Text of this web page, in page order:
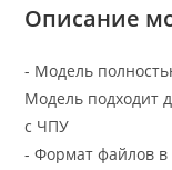
Описание
- Модель
Модель подходит
с ЧПУ
- Формат файлов в